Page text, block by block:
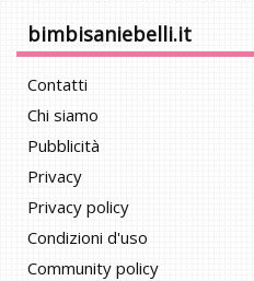
bimbisaniebelli.it
Contatti
Chi siamo
Pubblicità
Privacy
Privacy policy
Condizioni d'uso
Community policy